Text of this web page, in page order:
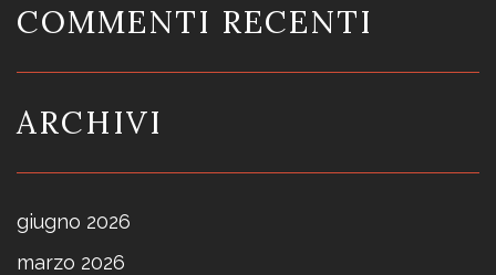
COMMENTI RECENTI
ARCHIVI
giugno 2026
marzo 2026